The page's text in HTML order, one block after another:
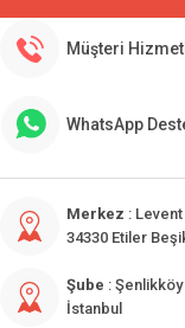
Müşteri
WhatsApp
Merkez :
34330 Etiler
Şube :
İstanbul